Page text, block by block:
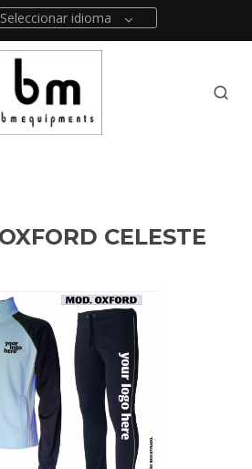
Seleccionar idioma
CELESTE